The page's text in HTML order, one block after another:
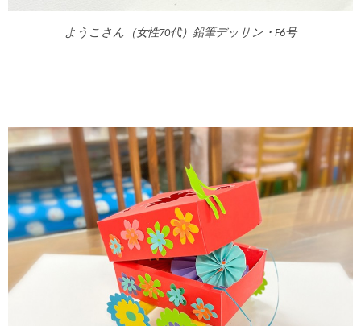
ようこさん（女性70代）鉛筆デッサン・F6号